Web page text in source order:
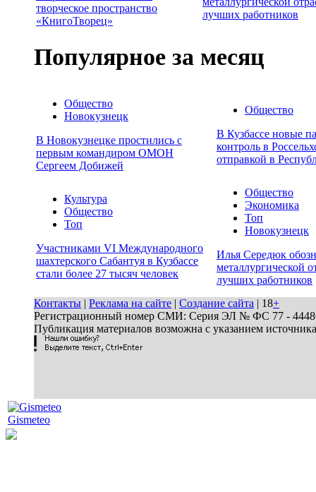
творческое пространство
«КнигоТворец»
лучших работников
Популярное за месяц
Общество
Новокузнецк
В Новокузнецке простились с
первым командиром ОМОН
Сергеем Добижей
Общество
В Кузбассе новые
контроль в
отправкой в
Культура
Общество
Топ
Участниками VI Международного
шахтерского Сабантуя в Кузбассе
стали более 27 тысяч человек
Общество
Экономика
Топ
Новокузнецк
Илья Середюк
металлургической
лучших работников
Контакты | Реклама на сайте | Создание сайта | 18+
Регистрационный номер СМИ: Серия ЭЛ № ФС 77 - 44486
Публикация материалов возможна с указанием
Gismeteo